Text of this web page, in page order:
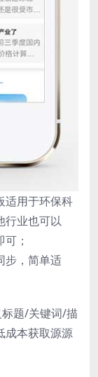
适用于环保科
行业也可以
；
步，简单适
题/关键词/描
成本获取源源